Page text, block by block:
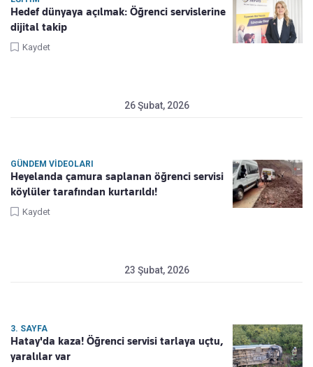
Hedef dünyaya açılmak: Öğrenci servislerine
dijital takip
Kaydet
26 Şubat, 2026
GÜNDEM VIDEOLARI
Heyelanda çamura saplanan öğrenci servisi
köylüler tarafından kurtarıldı!
Kaydet
23 Şubat, 2026
3. SAYFA
Hatay'da kaza! Öğrenci servisi tarlaya uçtu,
yaralılar var